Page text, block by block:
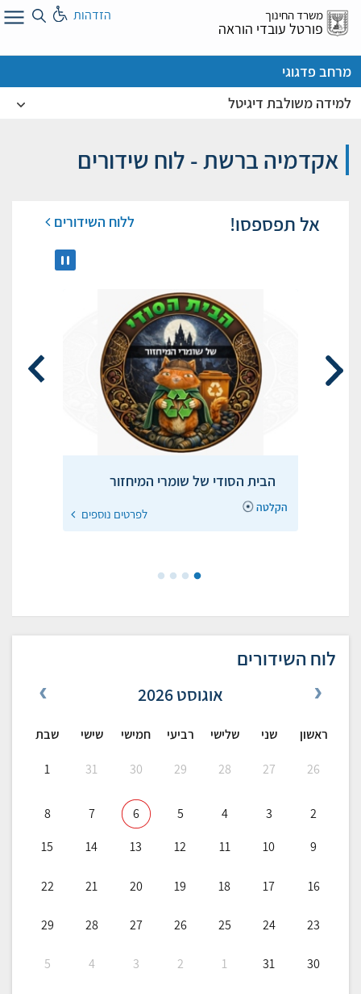
דלג
אל
משרד החינוך
פורטל עובדי הוראה
הזדהות
מרחב פדגוגי
למידה משולבת דיגיטל
אקדמיה ברשת - לוח שידורים
אל תפספסו! ללוח השידורים
הבית הסודי של שומרי המיחזור
הקלטה לפרטים נוספים
הכדור בידיים שלכם - כלי חוסן
והעצמה
לפרטים נוספים
שידורים מומלצים
לפרטים נוספים
תוכניות מוקלטות לקראת החופש
הגדול
לפרטים נוספים
לוח השידורים
אוגוסט 2026
שבת שישי חמישי רביעי שלישי שני ראשון
1 31 30 29 28 27 26
8 7 6 5 4 3
2
15
14 13 12 11 10 9
22 21 20 19 18 17 16
29 28 27 26 25 24 23
5 4 3 2 1 31 30